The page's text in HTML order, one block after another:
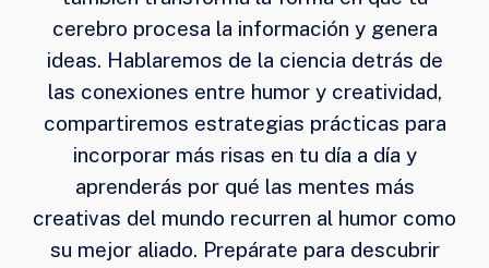
cerebro procesa la información y genera
ideas. Hablaremos de la ciencia detrás de
las conexiones entre humor y creatividad,
compartiremos estrategias prácticas para
incorporar más risas en tu día a día y
aprenderás por qué las mentes más
creativas del mundo recurren al humor como
su mejor aliado. Prepárate para descubrir